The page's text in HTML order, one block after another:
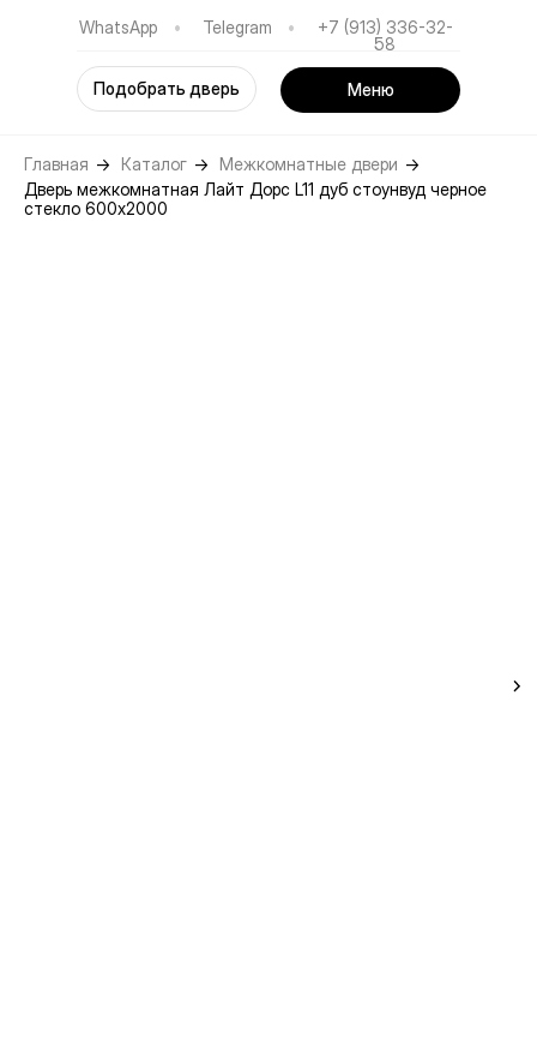
WhatsApp •
Telegram
•
+7 (913) 336-32-
58
Подобрать дверь Меню
Главная → Каталог → Межкомнатные двери →
Дверь межкомнатная Лайт Дорс L11 дуб стоунвуд черное
стекло 600х2000